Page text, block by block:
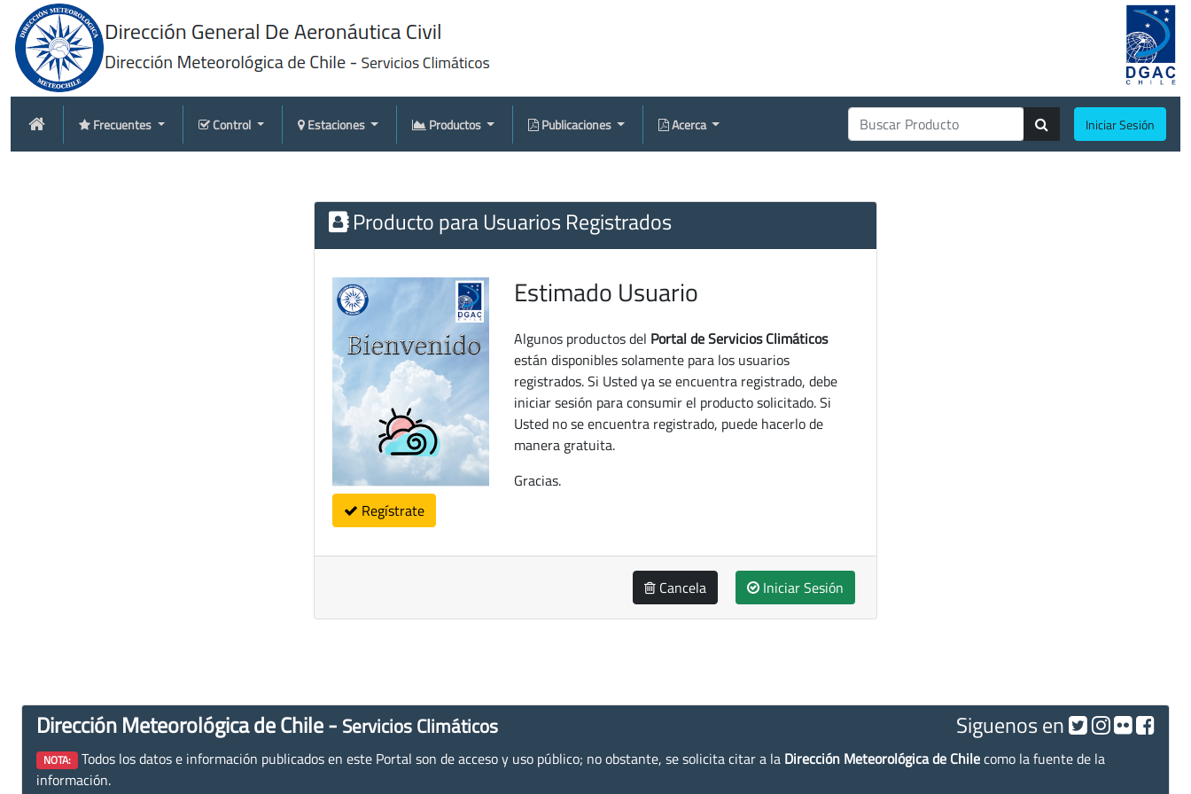
Frecuentes Control Estaciones Productos Publicaciones Acerca Iniciar Sesión
Producto para Usuarios Registrados
Regístrate
Estimado Usuario
Algunos productos del Portal de Servicios Climáticos
están disponibles solamente para los usuarios
registrados. Si Usted ya se encuentra registrado, debe
iniciar sesión para consumir el producto solicitado. Si
Usted no se encuentra registrado, puede hacerlo de
manera gratuita.
Gracias.
Cancela Iniciar Sesión
Dirección Meteorológica de Chile - Servicios Climáticos Siguenos en
NOTA: Todos los datos e información publicados en este Portal son de acceso y uso público; no obstante, se solicita citar a la Dirección Meteorológica de Chilecomo la fuente de la
información.